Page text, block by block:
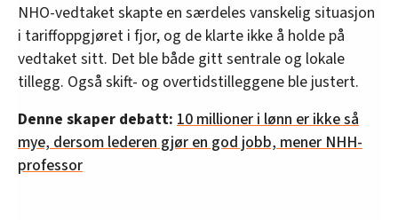
NHO-vedtaket skapte en særdeles vanskelig situasjon
i tariffoppgjøret i fjor, og de klarte ikke å holde på
vedtaket sitt. Det ble både gitt sentrale og lokale
tillegg. Også skift- og overtidstilleggene ble justert.
Denne skaper debatt: 10 millioner i lønn er ikke så
mye, dersom lederen gjør en god jobb, mener NHH-
professor